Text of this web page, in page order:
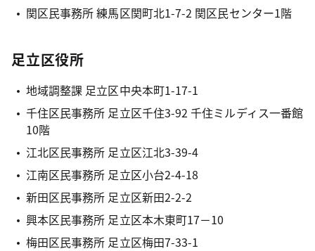
関区民事務所 練馬区関町北1-7-2 関区民センター1階
足立区役所
地域調整課 足立区中央本町1-17-1
千住区民事務所 足立区千住3-92 千住ミルディス一番館
10階
江北区民事務所 足立区江北3-39-4
江南区民事務所 足立区小台2-4-18
新田区民事務所 足立区新田2-2-2
興本区民事務所 足立区本木東町17－10
梅田区民事務所 足立区梅田7-33-1